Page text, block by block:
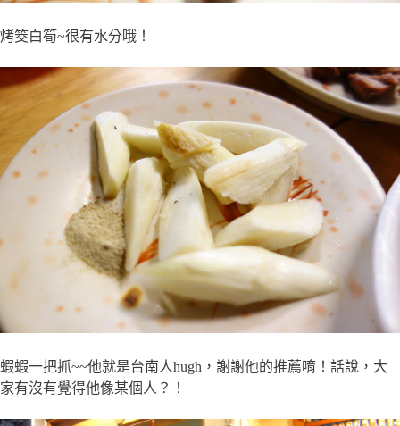
烤筊白筍~很有水分哦！
蝦蝦一把抓~~他就是台南人hugh，謝謝他的推薦唷！話說，大
家有沒有覺得他像某個人？！